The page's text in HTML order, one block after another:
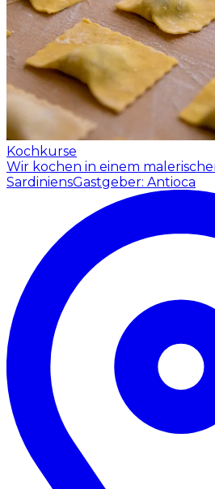
Kochkurse
Wir kochen in einem
SardiniensGastgeber: Antioca